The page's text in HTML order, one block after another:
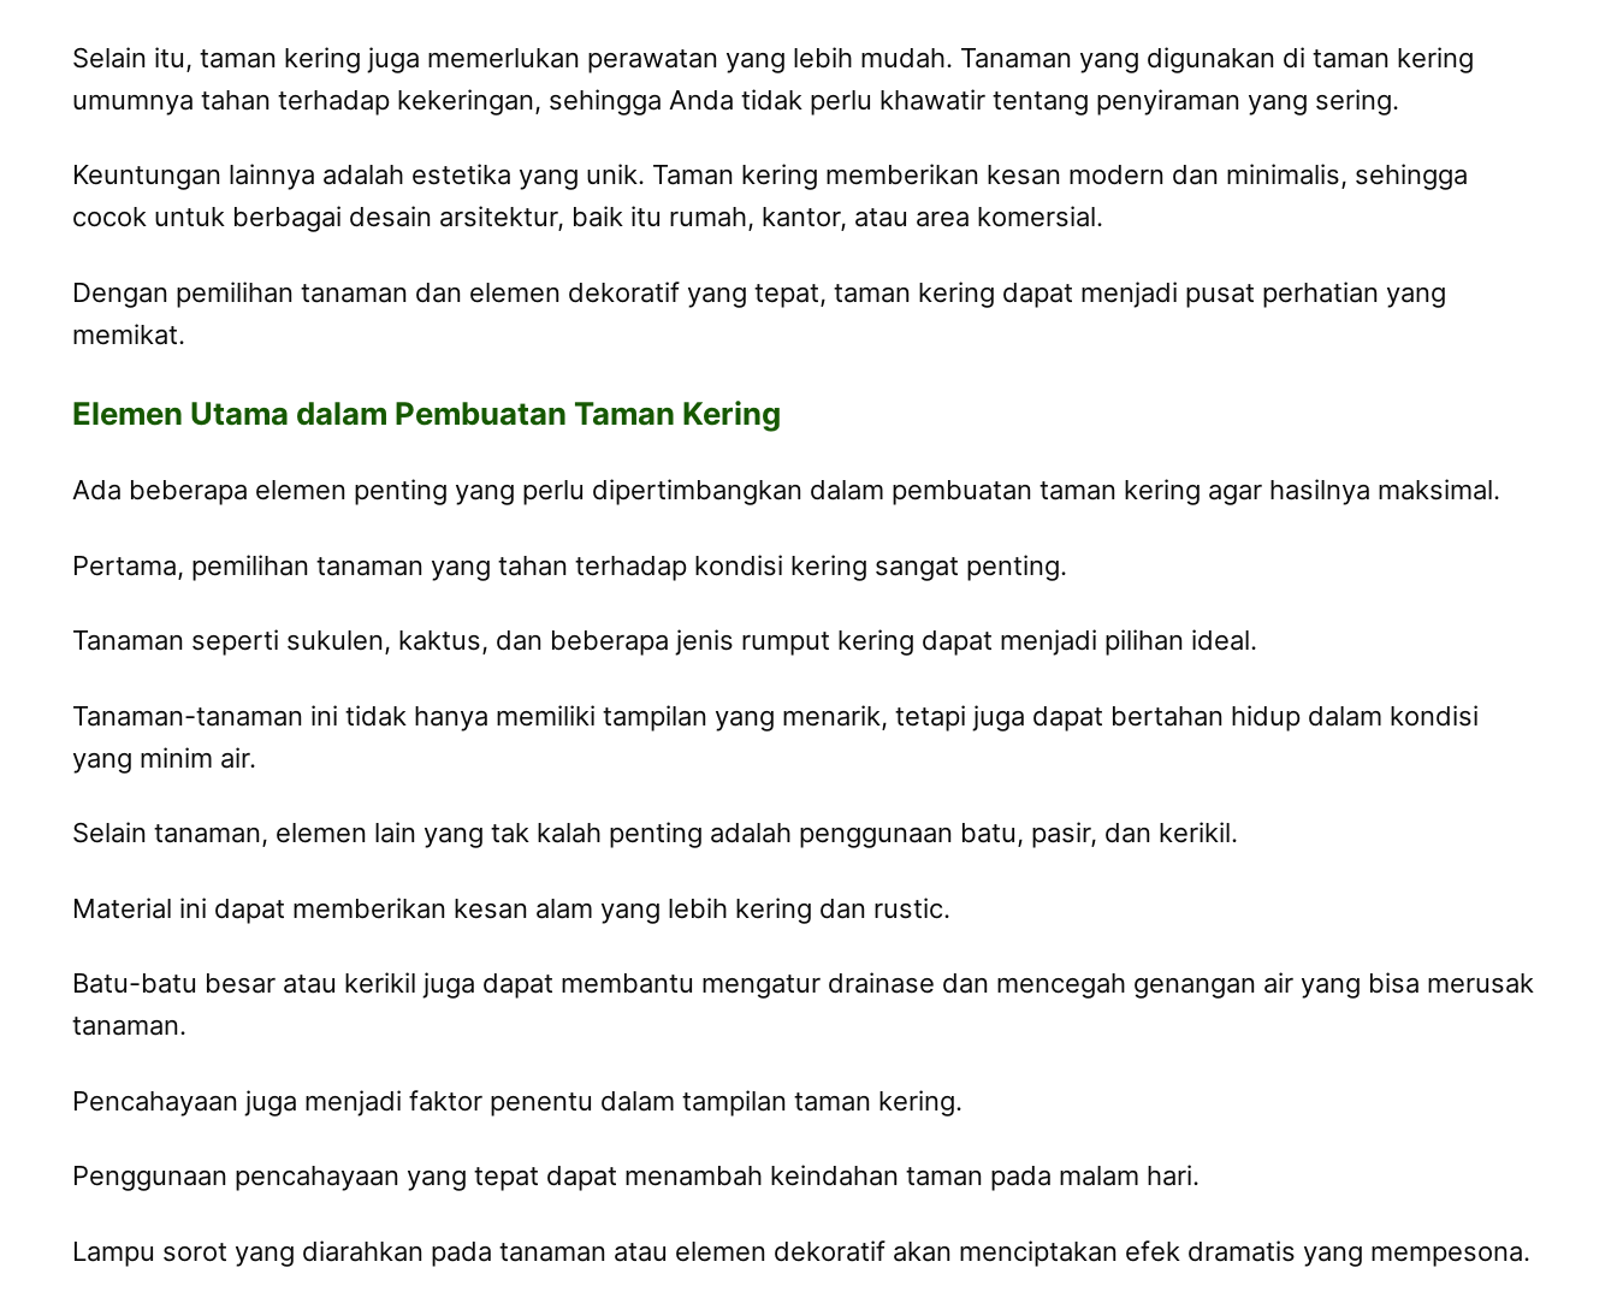
Selain itu, taman kering juga memerlukan perawatan yang lebih mudah. Tanaman yang digunakan di taman kering
umumnya tahan terhadap kekeringan, sehingga Anda tidak perlu khawatir tentang penyiraman yang sering.
Keuntungan lainnya adalah estetika yang unik. Taman kering memberikan kesan modern dan minimalis, sehingga
cocok untuk berbagai desain arsitektur, baik itu rumah, kantor, atau area komersial.
Dengan pemilihan tanaman dan elemen dekoratif yang tepat, taman kering dapat menjadi pusat perhatian yang
memikat.
Elemen Utama dalam Pembuatan Taman Kering
Ada beberapa elemen penting yang perlu dipertimbangkan dalam pembuatan taman kering agar hasilnya maksimal.
Pertama, pemilihan tanaman yang tahan terhadap kondisi kering sangat penting.
Tanaman seperti sukulen, kaktus, dan beberapa jenis rumput kering dapat menjadi pilihan ideal.
Tanaman-tanaman ini tidak hanya memiliki tampilan yang menarik, tetapi juga dapat bertahan hidup dalam kondisi
yang minim air.
Selain tanaman, elemen lain yang tak kalah penting adalah penggunaan batu, pasir, dan kerikil.
Material ini dapat memberikan kesan alam yang lebih kering dan rustic.
Batu-batu besar atau kerikil juga dapat membantu mengatur drainase dan mencegah genangan air yang bisa merusak
tanaman.
Pencahayaan juga menjadi faktor penentu dalam tampilan taman kering.
Penggunaan pencahayaan yang tepat dapat menambah keindahan taman pada malam hari.
Lampu sorot yang diarahkan pada tanaman atau elemen dekoratif akan menciptakan efek dramatis yang mempesona.